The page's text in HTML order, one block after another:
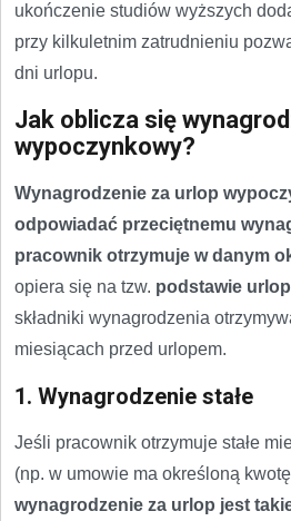
ukończenie studiów wyższych
przy kilkuletnim zatrudnieniu
dni urlopu.
Jak oblicza się
wypoczynkowy?
Wynagrodzenie za urlop
odpowiadać przeciętnemu
pracownik otrzymuje w danym
opiera się na tzw. podstawie
składniki wynagrodzenia
miesiącach przed urlopem.
1. Wynagrodzenie stałe
Jeśli pracownik otrzymuje stałe
(np. w umowie ma określoną
wynagrodzenie za urlop jest